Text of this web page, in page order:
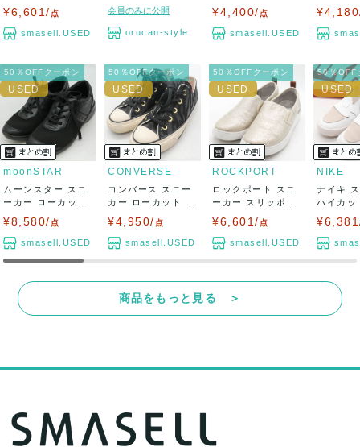
¥6,601/ 点
smasell.USED
スニーカー 靴 ...
会員のみに公開
orucan-style
¥4,400/ 点
smasell.USED
50％OFFクーポン
moonSTAR
ムーンスター スニ
ーカー ローカット
¥8,580/ 点
smasell.USED
50％OFFクーポン
CONVERSE
コンバース スニー
カー ローカット オ
¥4,950/ 点
smasell.USED
50％OFFクーポン
ROCKPORT
ロックポート スニ
ーカー スリッポン
¥6,601/ 点
smasell.USED
50％OFF
NIKE
ナイキ
ハイカ
商品をもっと見る ＞